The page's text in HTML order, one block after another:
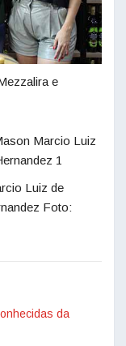
e
Luiz de
Foto:
da